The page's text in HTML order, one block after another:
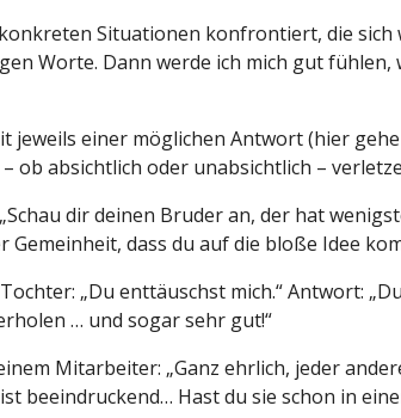
Situationen konfrontiert, die
Worte. Dann werde ich mich gut
jeweils einer möglichen Antwort (hier
ob absichtlich oder unabsichtlich –
dir deinen Bruder an, der hat
Gemeinheit, dass du auf die bloße Idee
„Du enttäuschst mich.“ Antwort:
… und sogar sehr gut!“
Mitarbeiter: „Ganz ehrlich, jeder
beeindruckend… Hast du sie schon in